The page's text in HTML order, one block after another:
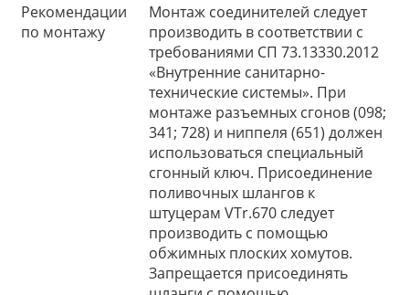
Рекомендации
по монтажу
Монтаж соединителей следует
производить в соответствии с
требованиями СП 73.13330.2012
«Внутренние санитарно-
технические системы». При
монтаже разъемных сгонов (098;
341; 728) и ниппеля (651) должен
использоваться специальный
сгонный ключ. Присоединение
поливочных шлангов к
штуцерам VTr.670 следует
производить с помощью
обжимных плоских хомутов.
Запрещается присоединять